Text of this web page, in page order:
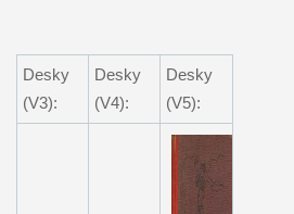
Desky
(V3):
Desky
(V4):
Desky
(V5):